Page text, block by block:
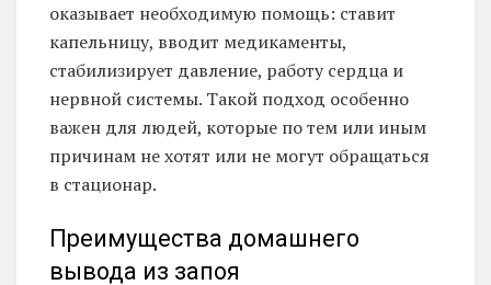
оказывает необходимую помощь: ставит
капельницу, вводит медикаменты,
стабилизирует давление, работу сердца и
нервной системы. Такой подход особенно
важен для людей, которые по тем или иным
причинам не хотят или не могут обращаться
в стационар.
Преимущества домашнего
вывода из запоя